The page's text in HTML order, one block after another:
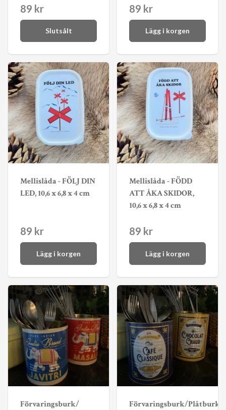
89 kr
Slutsålt
89 kr
Lägg i korgen
Mellislåda - FÖLJ DIN
LED, 10,6 x 6,8 x 4 cm
89 kr
Lägg i korgen
Mellislåda - FÖDD
ATT ÅKA SKIDOR,
10,6 x 6,8 x 4 cm
89 kr
Lägg i korgen
Förvaringsburk/
Förvaringsburk/Plåtburk